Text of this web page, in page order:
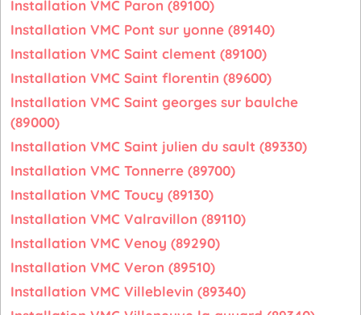
Installation VMC Paron (89100)
Installation VMC Pont sur yonne (89140)
Installation VMC Saint clement (89100)
Installation VMC Saint florentin (89600)
Installation VMC Saint georges sur baulche
(89000)
Installation VMC Saint julien du sault (89330)
Installation VMC Tonnerre (89700)
Installation VMC Toucy (89130)
Installation VMC Valravillon (89110)
Installation VMC Venoy (89290)
Installation VMC Veron (89510)
Installation VMC Villeblevin (89340)